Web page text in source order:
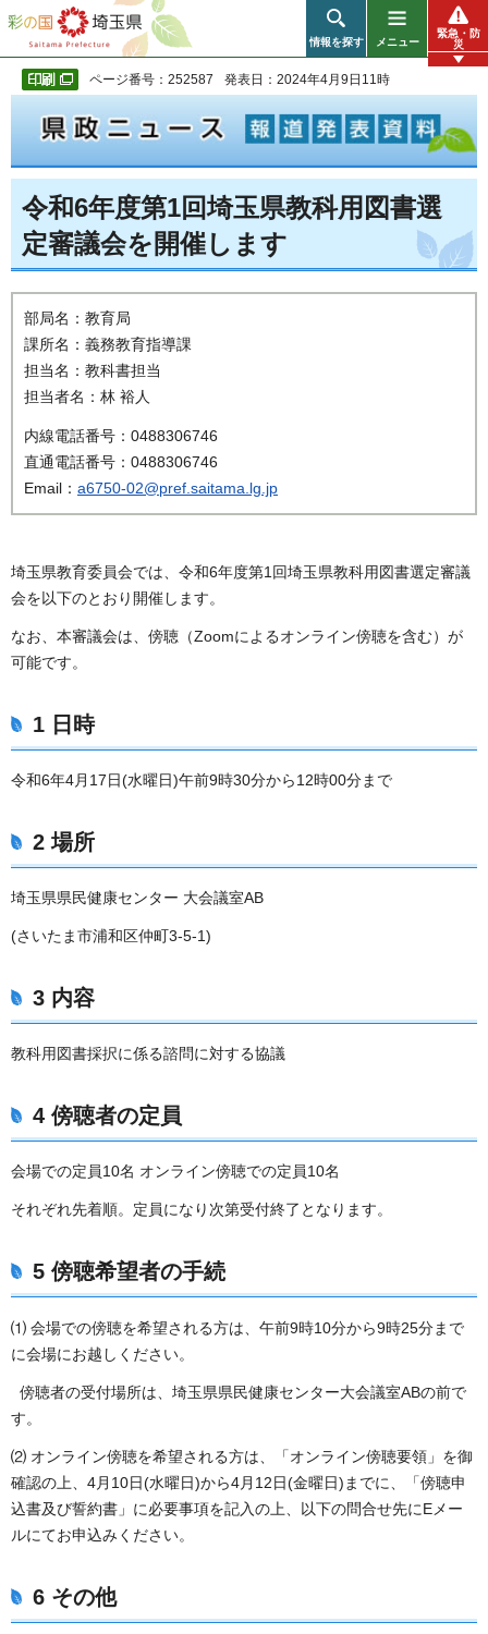
彩の国 埼玉県
情報を探す メニュー
緊急・防
災
ページ番号：252587 発表日：2024年4月9日11時
令和6年度第1回埼玉県教科用図書選
定審議会を開催します
部局名：教育局
課所名：義務教育指導課
担当名：教科書担当
担当者名：林 裕人
内線電話番号：0488306746
直通電話番号：0488306746
Email： a6750-02@pref.saitama.lg.jp
埼玉県教育委員会では、令和6年度第1回埼玉県教科用図書選定審議
会を以下のとおり開催します。
なお、本審議会は、傍聴（Zoomによるオンライン傍聴を含む）が
可能です。
1 日時
令和6年4月17日(水曜日)午前9時30分から12時00分まで
2 場所
埼玉県県民健康センター 大会議室AB
(さいたま市浦和区仲町3-5-1)
3 内容
教科用図書採択に係る諮問に対する協議
4 傍聴者の定員
会場での定員10名 オンライン傍聴での定員10名
それぞれ先着順。定員になり次第受付終了となります。
5 傍聴希望者の手続
⑴ 会場での傍聴を希望される方は、午前9時10分から9時25分まで
に会場にお越しください。
傍聴者の受付場所は、埼玉県県民健康センター大会議室ABの前で
す。
⑵ オンライン傍聴を希望される方は、「オンライン傍聴要領」を御
確認の上、4月10日(水曜日)から4月12日(金曜日)までに、「傍聴申
込書及び誓約書」に必要事項を記入の上、以下の問合せ先にEメー
ルにてお申込みください。
6 その他